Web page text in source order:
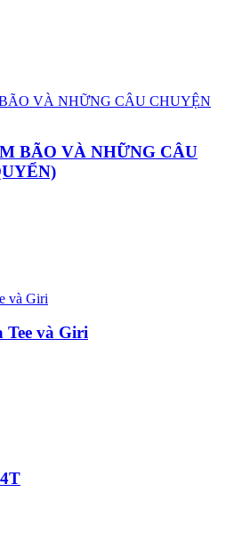
BÃO VÀ NHỮNG CÂU
Tee và Giri